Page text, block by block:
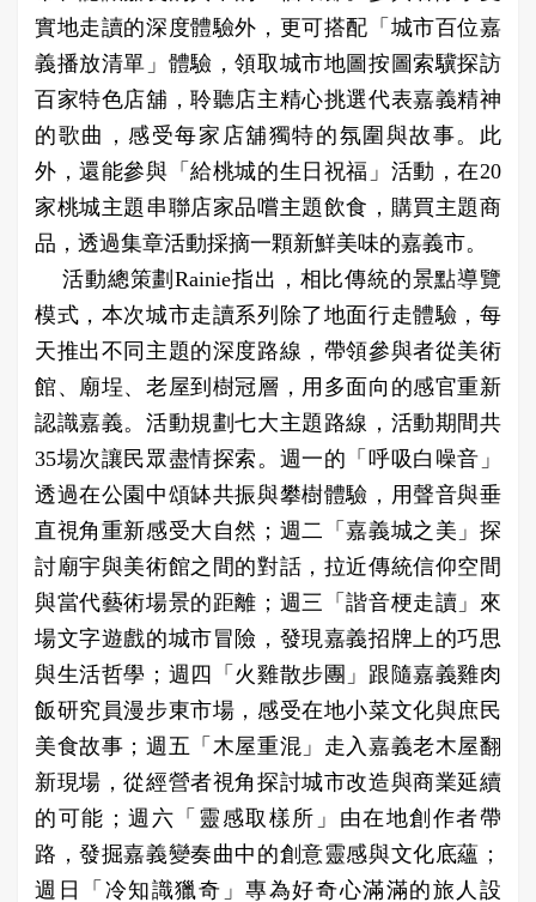
實地走讀的深度體驗外，更可搭配「城市百位嘉
義播放清單」體驗，領取城市地圖按圖索驥探訪
百家特色店舖，聆聽店主精心挑選代表嘉義精神
的歌曲，感受每家店舖獨特的氛圍與故事。此
外，還能參與「給桃城的生日祝福」活動，在20
家桃城主題串聯店家品嚐主題飲食，購買主題商
品，透過集章活動採摘一顆新鮮美味的嘉義市。
活動總策劃Rainie指出，相比傳統的景點導覽
模式，本次城市走讀系列除了地面行走體驗，每
天推出不同主題的深度路線，帶領參與者從美術
館、廟埕、老屋到樹冠層，用多面向的感官重新
認識嘉義。活動規劃七大主題路線，活動期間共
35場次讓民眾盡情探索。週一的「呼吸白噪音」
透過在公園中頌缽共振與攀樹體驗，用聲音與垂
直視角重新感受大自然；週二「嘉義城之美」探
討廟宇與美術館之間的對話，拉近傳統信仰空間
與當代藝術場景的距離；週三「諧音梗走讀」來
場文字遊戲的城市冒險，發現嘉義招牌上的巧思
與生活哲學；週四「火雞散步團」跟隨嘉義雞肉
飯研究員漫步東市場，感受在地小菜文化與庶民
美食故事；週五「木屋重混」走入嘉義老木屋翻
新現場，從經營者視角探討城市改造與商業延續
的可能；週六「靈感取樣所」由在地創作者帶
路，發掘嘉義變奏曲中的創意靈感與文化底蘊；
週日「冷知識獵奇」專為好奇心滿滿的旅人設